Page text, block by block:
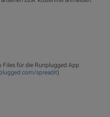
Files für die Runplugged App
spreadit)